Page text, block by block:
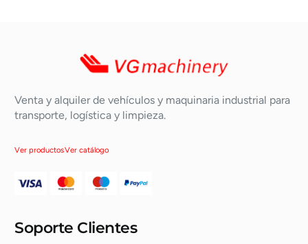
Venta y alquiler de vehículos y maquinaria industrial para
transporte, logística y limpieza.
Ver productosVer catálogo
Soporte Clientes